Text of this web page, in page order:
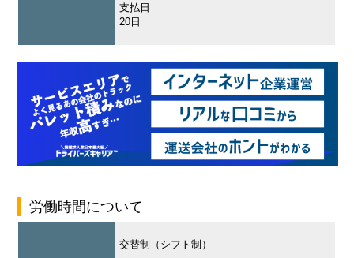
支払日
20日
労働時間について
交替制（シフト制）